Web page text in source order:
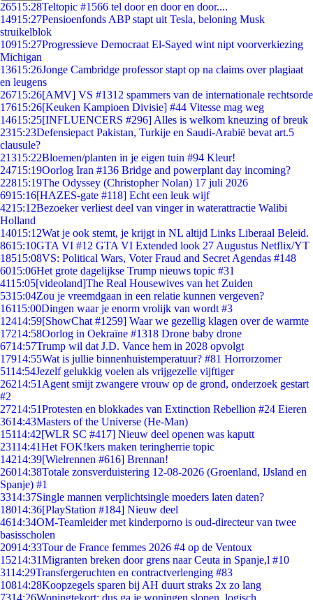
26515:28Teltopic #1566 tel door en door en door....
14915:27Pensioenfonds ABP stapt uit Tesla, beloning Musk
struikelblok
10915:27Progressieve Democraat El-Sayed wint nipt voorverkiezing
Michigan
13615:26Jonge Cambridge professor stapt op na claims over plagiaat
en leugens
26715:26[AMV] VS #1312 spammers van de internationale rechtsorde
17615:26[Keuken Kampioen Divisie] #44 Vitesse mag weg
14615:25[INFLUENCERS #296] Alles is welkom kneuzing of breuk
2315:23Defensiepact Pakistan, Turkije en Saudi-Arabië bevat art.5
clausule?
21315:22Bloemen/planten in je eigen tuin #94 Kleur!
24715:19Oorlog Iran #136 Bridge and powerplant day incoming?
22815:19The Odyssey (Christopher Nolan) 17 juli 2026
6915:16[HAZES-gate #118] Echt een leuk wijf
4215:12Bezoeker verliest deel van vinger in waterattractie Walibi
Holland
14015:12Wat je ook stemt, je krijgt in NL altijd Links Liberaal Beleid.
8615:10GTA VI #12 GTA VI Extended look 27 Augustus Netflix/YT
18515:08VS: Political Wars, Voter Fraud and Secret Agendas #148
6015:06Het grote dagelijkse Trump nieuws topic #31
4115:05[videoland]The Real Housewives van het Zuiden
5315:04Zou je vreemdgaan in een relatie kunnen vergeven?
16115:00Dingen waar je enorm vrolijk van wordt #3
12414:59[ShowChat #1259] Waar we gezellig klagen over de warmte
17214:58Oorlog in Oekraïne #1318 Drone baby drone
6714:57Trump wil dat J.D. Vance hem in 2028 opvolgt
17914:55Wat is jullie binnenhuistemperatuur? #81 Horrorzomer
5114:54Jezelf gelukkig voelen als vrijgezelle vijftiger
26214:51 Agent smijt zwangere vrouw op de grond, onderzoek gestart
#2
27214:51Protesten en blokkades van Extinction Rebellion #24 Eieren
3614:43Masters of the Universe (He-Man)
15114:42[WLR SC #417] Nieuw deel openen was kaputt
23114:41Het FOK!kers maken teringherrie topic
14214:39[Wielrennen #616] Brennan!
26014:38Totale zonsverduistering 12-08-2026 (Groenland, IJsland en
Spanje) #1
3314:37Single mannen verplichtsingle moeders laten daten?
18014:36[PlayStation #184] Nieuw deel
4614:34OM-Teamleider met kinderporno is oud-directeur van twee
basisscholen
20914:33Tour de France femmes 2026 #4 op de Ventoux
15214:31Migranten breken door grens naar Ceuta in Spanje,l #10
3114:29Transfergeruchten en contractverlenging #83
10814:28Koopzegels sparen bij AH duurt straks 2x zo lang
7314:26Woningtekort: dus ga je woningen slopen, logisch